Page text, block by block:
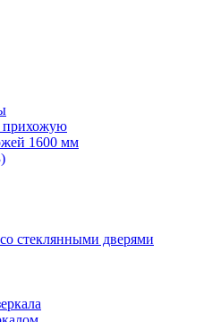
прихожую
1600 мм
стеклянными дверями